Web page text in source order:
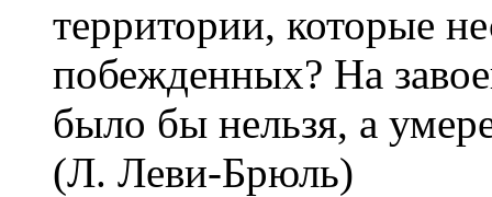
территории, которые
побежденных? На
было бы нельзя, а
(Л. Леви-Брюль)